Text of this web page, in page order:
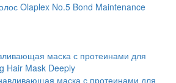
маска с протеинами для
Hair Mask Deeply